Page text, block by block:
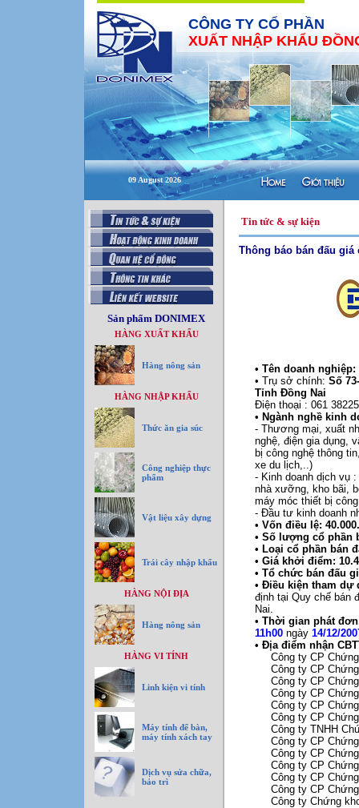
CÔNG TY CỔ PHẦN
XUẤT NHẬP KHẨU
09 August 2026
Sản phẩm DONIMEX
HÀNG XUẤT KHẨU
Hàng nông sản
HÀNG NHẬP KHẨU
Thức ăn gia súc
Công nghiệp thực
phẩm
Vật liệu xây dựng
Trái cây nhập khẩu
HÀNG NỘI ĐỊA
Hàng nông sản
HÀNG VI TÍNH
Linh kiện vi tính
Máy tính để bàn,
máy tính xách tay
Dịch vụ sửa chữa,
bảo trì
Tin tức & sự kiện
Thông báo bán đấu giá
• Tên doanh nghiệp:
• Trụ sở chính: Số
Tỉnh Đồng Nai
Điện thoại : 061
• Ngành nghề kinh
- Thương mại, xuất
nghệ, điện gia dụng,
bị công nghệ thông
xe du lịch,..)
- Kinh doanh dịch vụ
nhà xưỡng, kho bãi,
máy móc thiết bị
- Đầu tư kinh doanh
• Vốn điều lệ:
• Số lượng cổ phần
• Loại cổ phần bán
• Giá khởi điểm:
• Tổ chức bán đấu
• Điều kiện tham dự
định tại Quy chế bán
Nai.
• Thời gian phát
11h00 ngày 14/12/
• Địa điểm nhận
Công ty CP
Công ty CP
Công ty CP
Công ty CP
Công ty CP
Công ty CP
Công ty TNHH
Công ty CP
Công ty CP
Công ty CP
Công ty CP
Công ty CP
Công ty Chứng